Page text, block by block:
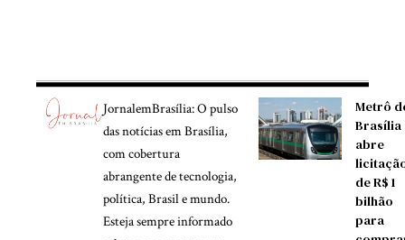
JornalemBrasília: O pulso
das notícias em Brasília,
com cobertura
abrangente de tecnologia,
política, Brasil e mundo.
Esteja sempre informado
Metrô
Brasília
abre
de R$ 1
bilhão
para